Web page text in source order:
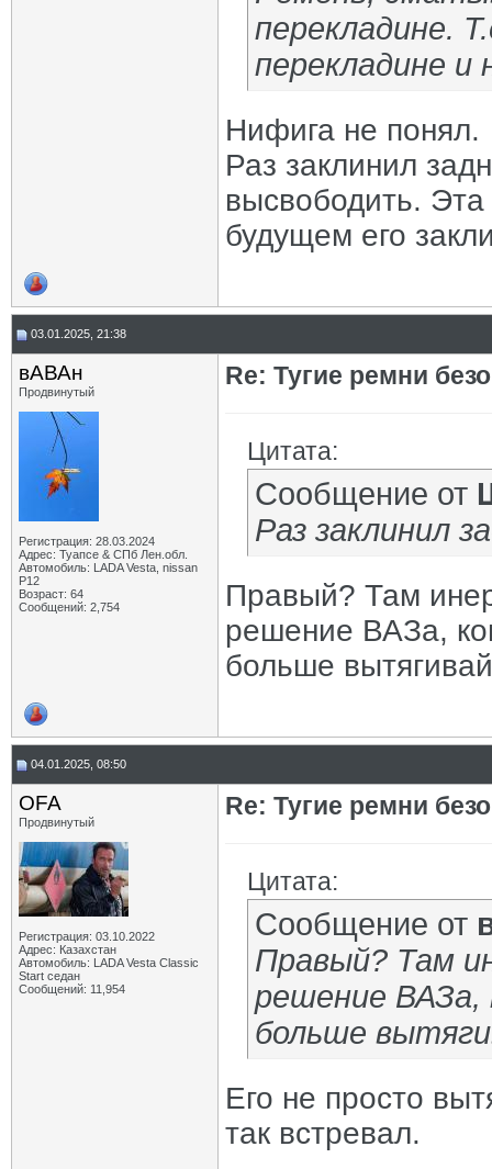
перекладине.
перекладине и
Нифига не понял.
Раз заклинил
высвободить.
будущем его
03.01.2025, 21:38
вАВАн
Продвинутый
Регистрация: 28.03.2024
Адрес: Туапсе & СПб Лен.обл.
Автомобиль: LADA Vesta, nissan
P12
Возраст: 64
Сообщений: 2,754
Re: Тугие ремни
Цитата:
Сообщение от
Раз заклинил
Правый? Там
решение ВАЗа,
больше
04.01.2025, 08:50
OFA
Продвинутый
Регистрация: 03.10.2022
Адрес: Казахстан
Автомобиль: LADA Vesta Classic
Start седан
Сообщений: 11,954
Re: Тугие ремни
Цитата:
Сообщение от
Правый? Там
решение ВАЗа,
больше
Его не просто
так встревал.